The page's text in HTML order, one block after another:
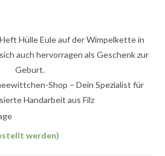
Hülle Eule auf der Wimpelkette in
auch hervorragen als Geschenk zur
Geburt.
Shop – Dein Spezialist für
Handarbeit aus Filz
werden)